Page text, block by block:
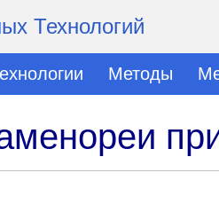
Технологий
Методы